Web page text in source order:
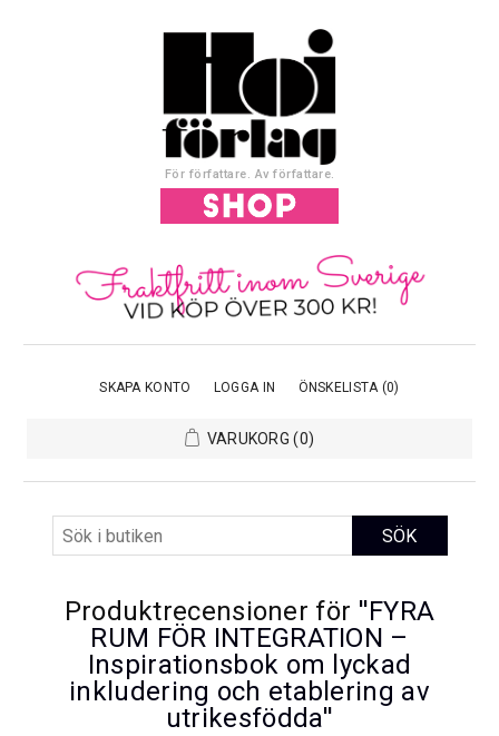
För författare. Av författare.
SKAPA KONTO LOGGA IN ÖNSKELISTA (0)
VARUKORG (0)
Produktrecensioner för
FYRA
RUM FÖR INTEGRATION –
Inspirationsbok om lyckad
inkludering och etablering av
utrikesfödda